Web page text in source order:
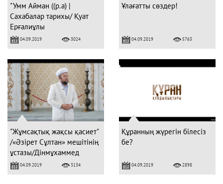
"Умм Айман ((р.а) |
Сахабалар тарихы/ Қуат
Ерғалиұлы
04.09.2019 3024
Ұлағатты сөздер!
04.09.2019 5763
"Жұмсақтық жақсы қасиет"
/«Әзірет Сұлтан» мешітінің
ұстазы/Дінмұхаммед
Сманов
04.09.2019 3134
Құранның жүрегін білесіз
бе?
04.09.2019 2898